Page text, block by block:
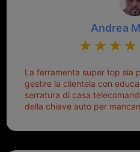
Andrea
La ferramenta super top sia
gestire la clientela con
serratura di casa
della chiave auto per
meglio ferramenta de ostia